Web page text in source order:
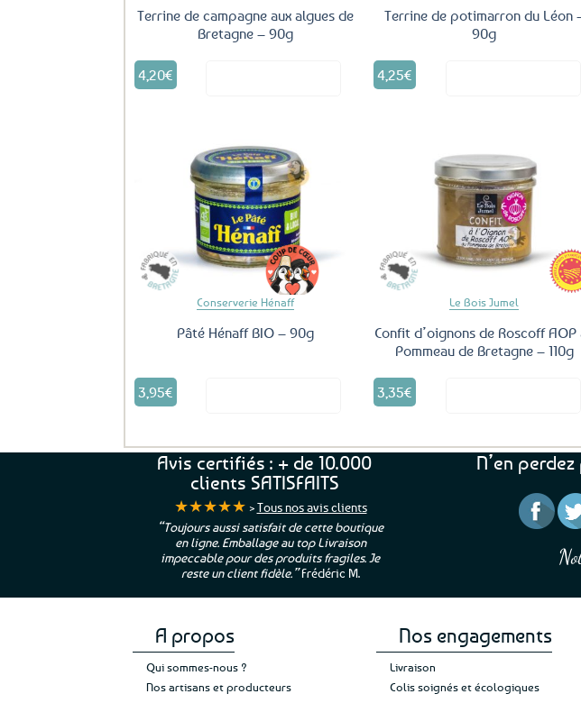
Terrine de campagne aux algues de
Bretagne – 90g
4,20€
Terrine de potimarron du Léon
90g
4,25€
Conserverie Hénaff
Pâté Hénaff BIO – 90g
3,95€
Le Bois Jumel
Confit d’oignons de Roscoff AOP
Pommeau de Bretagne – 110g
3,35€
Avis certifiés : + de 10.000
clients SATISFAITS
★★★★★ >Tous nos avis clients
“Toujours aussi satisfait de cette boutique
en ligne. Emballage au top Livraison
impeccable pour des produits fragiles. Je
reste un client fidèle.”Frédéric M.
“Une boutique que je
leur sérieux, des bons et
et une équipe à l’écoute :-)”
N’en
A propos
Qui sommes-nous ?
Nos artisans et producteurs
Nos engagements
Livraison
Colis soignés et écologiques